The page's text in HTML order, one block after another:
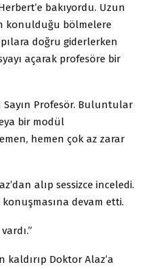
bakıyordu. Uzun
konulduğu bölmelere
doğru giderlerken
açarak profesöre bir
Sayın Profesör. Buluntular
bir modül
hemen çok az zarar
alıp sessizce inceledi.
devam etti.
kaldırıp Doktor Alaz’a